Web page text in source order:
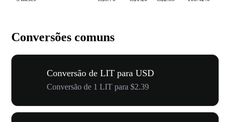
Conversões comuns
Conversão de LIT para USD
Conversão de 1 LIT para $2.39